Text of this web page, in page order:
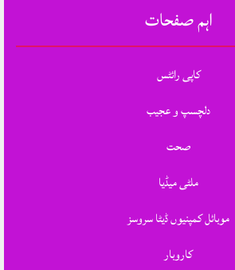
اہم صفحات
کاپی رائٹس
دلچسپ و عجیب
صحت
ملٹی میڈیا
موبائل کمپنیوں ڈیٹا سروسز
کاروبار